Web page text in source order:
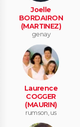
Joelle
BORDAIRON
(MARTINEZ)
genay
Laurence
COGGER
(MAURIN)
rumson, us